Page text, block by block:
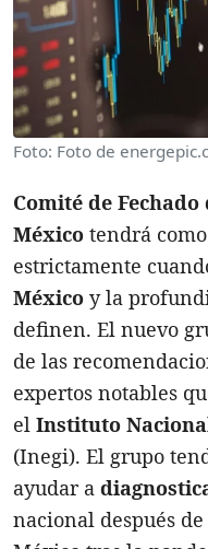
Foto: Foto de
Comité de
México tendrá
estrictamente
México y la
definen. El nuevo
de las
expertos notables
el Instituto
(Inegi). El grupo
ayudar a
nacional después